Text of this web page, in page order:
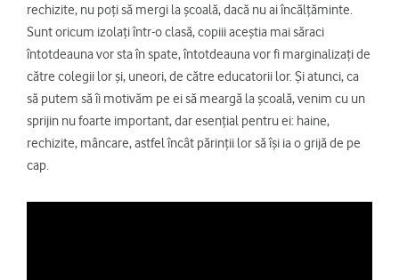
rechizite, nu poți să mergi la școală, dacă nu ai încălțăminte.
Sunt oricum izolați într-o clasă, copiii aceștia mai săraci
întotdeauna vor sta în spate, întotdeauna vor fi marginalizați de
către colegii lor și, uneori, de către educatorii lor. Și atunci, ca
să putem să îi motivăm pe ei să meargă la școală, venim cu un
sprijin nu foarte important, dar esențial pentru ei: haine,
rechizite, mâncare, astfel încât părinții lor să își ia o grijă de pe
cap.